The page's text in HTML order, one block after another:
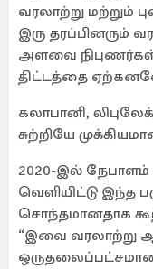
வரலாற்று மற்றும்
இரு தரப்பினரும்
அளவை
திட்டத்தை
கலாபானி,
சுற்றியே
2020-இல் நேபாளம்
வெளியிட்டு இந்த
சொந்தமானதாக
“இவை வரலாற்று